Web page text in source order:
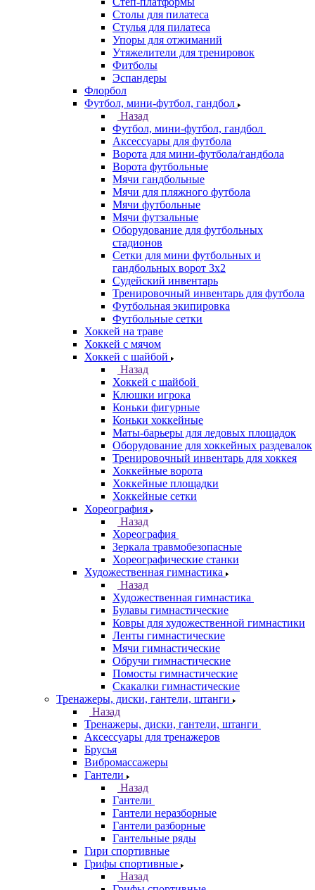
Столы для пилатеса
Стулья для пилатеса
Упоры для отжиманий
Утяжелители для тренировок
Фитболы
Эспандеры
Флорбол
Футбол, мини-футбол, гандбол
Назад
Футбол, мини-футбол, гандбол
Аксессуары для футбола
Ворота для мини-футбола/гандбола
Ворота футбольные
Мячи гандбольные
Мячи для пляжного футбола
Мячи футбольные
Мячи футзальные
Оборудование для футбольных
стадионов
Сетки для мини футбольных и
гандбольных ворот 3х2
Судейский инвентарь
Тренировочный инвентарь для футбола
Футбольная экипировка
Футбольные сетки
Хоккей на траве
Хоккей с мячом
Хоккей с шайбой
Назад
Хоккей с шайбой
Клюшки игрока
Коньки фигурные
Коньки хоккейные
Маты-барьеры для ледовых площадок
Оборудование для хоккейных раздевалок
Тренировочный инвентарь для хоккея
Хоккейные ворота
Хоккейные площадки
Хоккейные сетки
Хореография
Назад
Хореография
Зеркала травмобезопасные
Хореографические станки
Художественная гимнастика
Назад
Художественная гимнастика
Булавы гимнастические
Ковры для художественной гимнастики
Ленты гимнастические
Мячи гимнастические
Обручи гимнастические
Помосты гимнастические
Скакалки гимнастические
Тренажеры, диски, гантели, штанги
Назад
Тренажеры, диски, гантели, штанги
Аксессуары для тренажеров
Брусья
Вибромассажеры
Гантели
Назад
Гантели
Гантели неразборные
Гантели разборные
Гантельные ряды
Гири спортивные
Грифы спортивные
Назад